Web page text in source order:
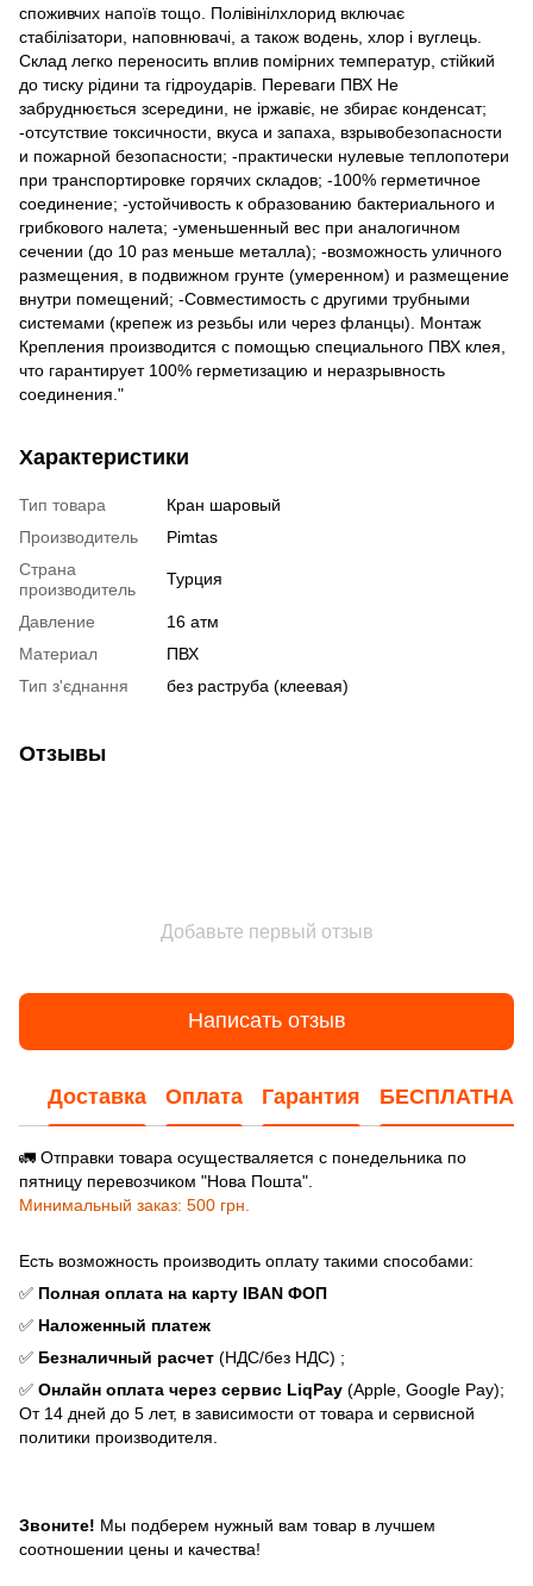
споживчих напоїв тощо. Полівінілхлорид включає
стабілізатори, наповнювачі, а також водень, хлор і вуглець.
Склад легко переносить вплив помірних температур, стійкий
до тиску рідини та гідроударів. Переваги ПВХ Не
забруднюється зсередини, не іржавіє, не збирає конденсат;
-отсутствие токсичности, вкуса и запаха, взрывобезопасности
и пожарной безопасности; -практически нулевые теплопотери
при транспортировке горячих складов; -100% герметичное
соединение; -устойчивость к образованию бактериального и
грибкового налета; -уменьшенный вес при аналогичном
сечении (до 10 раз меньше металла); -возможность уличного
размещения, в подвижном грунте (умеренном) и размещение
внутри помещений; -Совместимость с другими трубными
системами (крепеж из резьбы или через фланцы). Монтаж
Крепления производится с помощью специального ПВХ клея,
что гарантирует 100% герметизацию и неразрывность
соединения."
Характеристики
Тип товара
Кран шаровый
Производитель
Pimtas
Страна
производитель
Турция
Давление
16 атм
Материал
ПВХ
Тип з'єднання
без раструба (клеевая)
Отзывы
Добавьте первый отзыв
Написать отзыв
Доставка Оплата Гарантия
🚛 Отправки товара осуществаляется с понедельника по
пятницу перевозчиком "Нова Пошта".
Минимальный заказ: 500 грн.
Есть возможность производить оплату такими способами:
✅ Полная оплата на карту IBAN ФОП
✅ Наложенный платеж
✅ Безналичный расчет (НДС/без НДС) ;
✅ Онлайн оплата через сервис LiqPay (Apple, Google Pay);
От 14 дней до 5 лет, в зависимости от товара и сервисной
политики производителя.
Звоните! Мы подберем нужный вам товар в лучшем
соотношении цены и качества!